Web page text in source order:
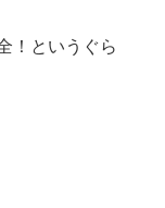
！というぐら